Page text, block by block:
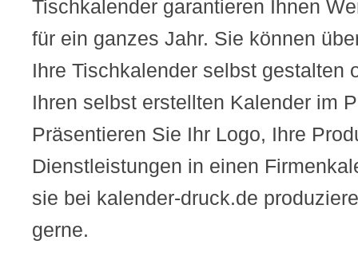
Tischkalender garantieren Ihnen
für ein ganzes Jahr. Sie können
Ihre Tischkalender selbst gestalten
Ihren selbst erstellten Kalender im
Präsentieren Sie Ihr Logo, Ihre
Dienstleistungen in einen
sie bei kalender-druck.de
gerne.